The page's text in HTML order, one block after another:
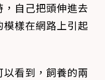
自己把頭伸進去
模樣在網路上引起
看到，飼養的兩